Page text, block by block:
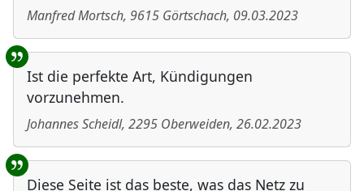
Manfred Mortsch, 9615 Görtschach, 09.03.2023
Ist die perfekte Art, Kündigungen
vorzunehmen.
Johannes Scheidl, 2295 Oberweiden, 26.02.2023
Diese Seite ist das beste, was das Netz zu